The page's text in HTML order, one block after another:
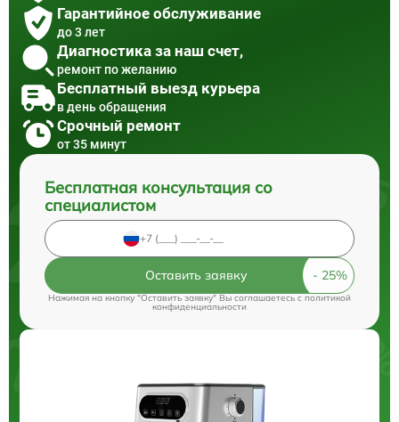
Гарантийное обслуживание
до 3 лет
Диагностика за наш счет,
ремонт по желанию
Бесплатный выезд курьера
в день обращения
Срочный ремонт
от 35 минут
Бесплатная консультация со
специалистом
Оставить заявку
Нажимая на кнопку "Оставить заявку" Вы соглашаетесь cполитикой
конфиденциальности